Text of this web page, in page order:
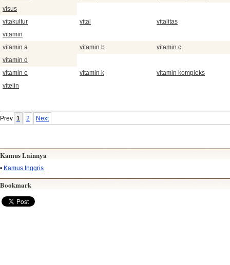
visus
vitakultur
vital
vitalitas
vitamin
vitamin a
vitamin b
vitamin c
vitamin d
vitamin e
vitamin k
vitamin kompleks
vitelin
Prev 1 2 Next
Kamus Lainnya
• Kamus Inggris
Bookmark